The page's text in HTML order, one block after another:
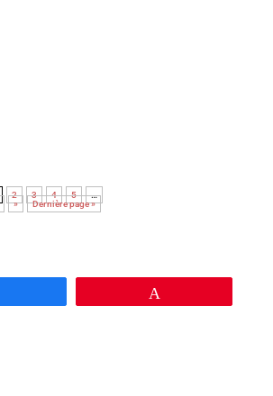
2 3 4 5
…
» Dernière page »